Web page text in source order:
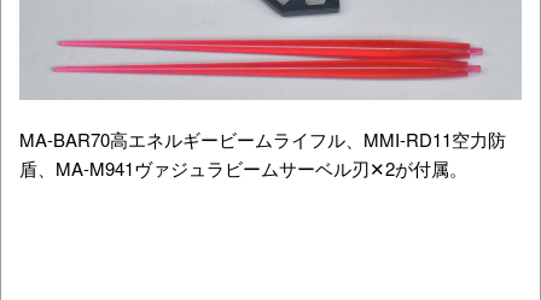
MA-BAR70高エネルギービームライフル、MMI-RD11空力防
盾、MA-M941ヴァジュラビームサーベル刃✕2が付属。